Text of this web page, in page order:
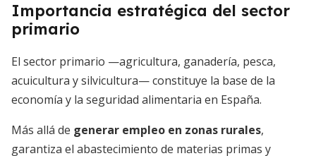
Importancia estratégica del sector
primario
El sector primario —agricultura, ganadería, pesca,
acuicultura y silvicultura— constituye la base de la
economía y la seguridad alimentaria en España.
Más allá de generar empleo en zonas rurales,
garantiza el abastecimiento de materias primas y